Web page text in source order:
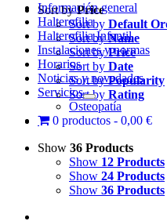
Información general
Halterofilia
Halterofilia Infantil
Instalaciones y normas
Horarios
Noticias y novedades
Servicios
Osteopatía
0 productos
0,00 €
Sort byPrice
Sort by Default
Sort byName
Sort byPrice
Sort by Date
Sort byPopularity
Sort by Rating
Show 36 Products
Show 12 Products
Show 24 Products
Show 36 Products